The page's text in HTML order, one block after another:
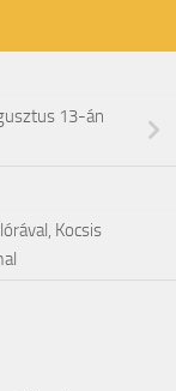
13-án
Kocsis